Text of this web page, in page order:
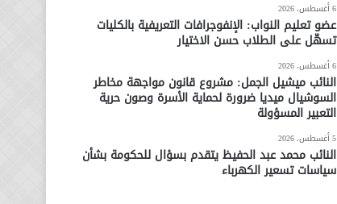
6 أغسطس، 2026
عضو تعليم النواب: الإنفوجرافات التعريفية بالكليات
تسهّل على الطلاب حسن الاختيار
6 أغسطس، 2026
النائب ميشيل الجمل: مشروع قانون مواجهة مخاطر
السوشيال ميديا ضرورة لحماية الأسرة وصون حرية
التعبير المسؤولة
5 أغسطس، 2026
النائب محمد عبد الحفيظ يتقدم بسؤال للحكومة بشأن
سياسات تسعير الكهرباء